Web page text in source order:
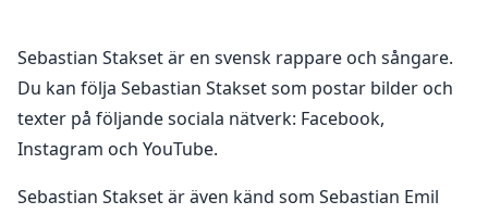
Sebastian Staksetär en svensk rappare och sångare.
Du kan följa Sebastian Staksetsom postar bilder och
texter på följande sociala nätverk: Facebook,
Instagram och YouTube.
Sebastian Stakset är även känd som Sebastian Emil